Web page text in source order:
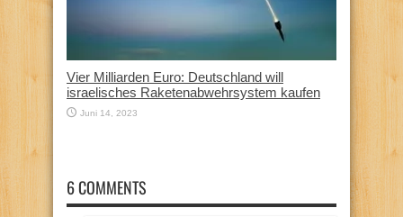
Vier Milliarden Euro: Deutschland will
israelisches Raketenabwehrsystem kaufen
Juni 14, 2023
6 COMMENTS